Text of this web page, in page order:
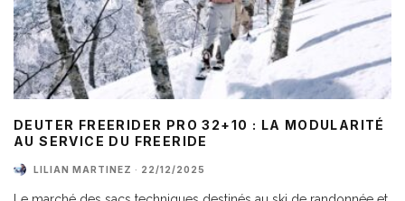
DEUTER FREERIDER PRO 32+10 : LA MODULARITÉ
AU SERVICE DU FREERIDE
LILIAN MARTINEZ · 22/12/2025